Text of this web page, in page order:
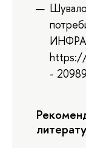
https://
-